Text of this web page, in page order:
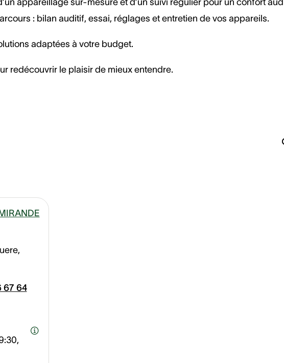
: bilan auditif, essai, réglages et entretien de vos appareils.
adaptées à votre budget.
redécouvrir le plaisir de mieux entendre.
67 64